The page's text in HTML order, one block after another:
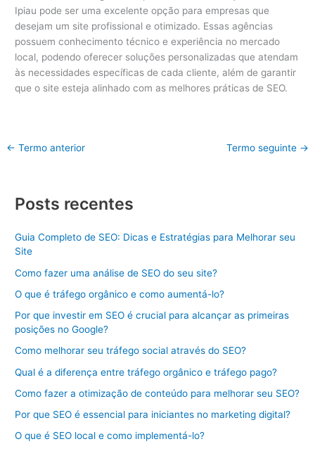
Ipiau pode ser uma excelente opção para empresas que
desejam um site profissional e otimizado. Essas agências
possuem conhecimento técnico e experiência no mercado
local, podendo oferecer soluções personalizadas que atendam
às necessidades específicas de cada cliente, além de garantir
que o site esteja alinhado com as melhores práticas de SEO.
← Termo anterior Termo seguinte →
Posts recentes
Guia Completo de SEO: Dicas e Estratégias para Melhorar seu
Site
Como fazer uma análise de SEO do seu site?
O que é tráfego orgânico e como aumentá-lo?
Por que investir em SEO é crucial para alcançar as primeiras
posições no Google?
Como melhorar seu tráfego social através do SEO?
Qual é a diferença entre tráfego orgânico e tráfego pago?
Como fazer a otimização de conteúdo para melhorar seu SEO?
Por que SEO é essencial para iniciantes no marketing digital?
O que é SEO local e como implementá-lo?